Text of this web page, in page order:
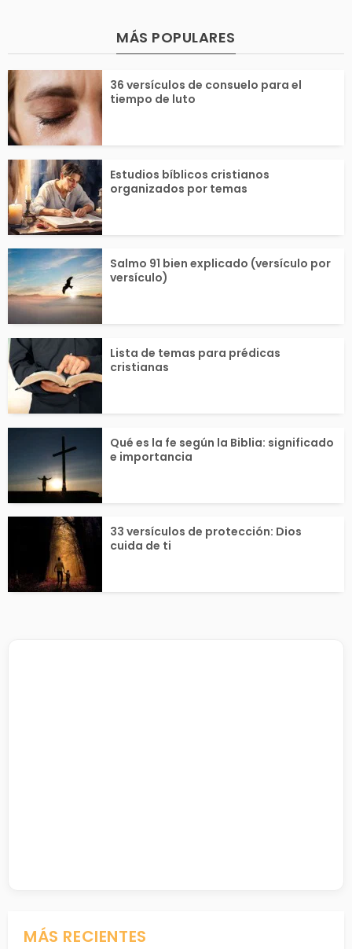
de Dios sí en
textos que
sobre el poder
Dios para con
lo. Dios
MÁS POPULARES
36 versículos de consuelo para el
tiempo de luto
Estudios bíblicos cristianos
organizados por temas
Salmo 91 bien explicado (versículo por
versículo)
Lista de temas para prédicas
cristianas
Qué es la fe según la Biblia: significado
e importancia
33 versículos de protección: Dios
cuida de ti
MÁS RECIENTES